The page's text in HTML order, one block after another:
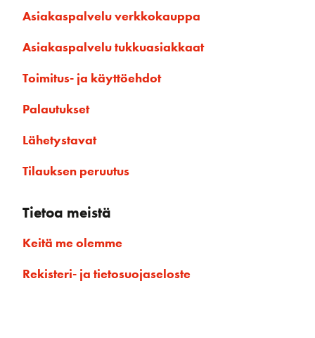
Asiakaspalvelu verkkokauppa
Asiakaspalvelu tukkuasiakkaat
Toimitus- ja käyttöehdot
Palautukset
Lähetystavat
Tilauksen peruutus
Tietoa meistä
Keitä me olemme
Rekisteri- ja tietosuojaseloste